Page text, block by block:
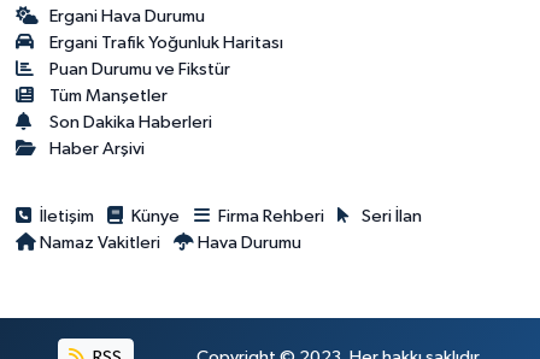
Ergani Hava Durumu
Ergani Trafik Yoğunluk Haritası
Puan Durumu ve Fikstür
Tüm Manşetler
Son Dakika Haberleri
Haber Arşivi
İletişim Künye Firma Rehberi
Seri İlan
Namaz Vakitleri
Hava Durumu